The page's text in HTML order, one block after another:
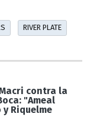
RIVER PLATE
contra la
"Ameal
Riquelme